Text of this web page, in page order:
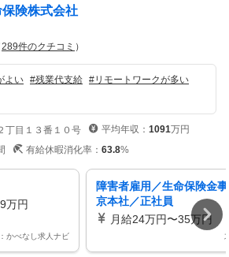
険株式会社
289件のクチコミ ）
よい #残業代支給 #リモートワークが多い
丁目１３番１０号 平均年収： 1091万円
有給休暇消化率： 63.8%
万円
かべなし求人ナビ
障害者雇用／生命保険金
京本社／正社員
月給24万円〜35万円